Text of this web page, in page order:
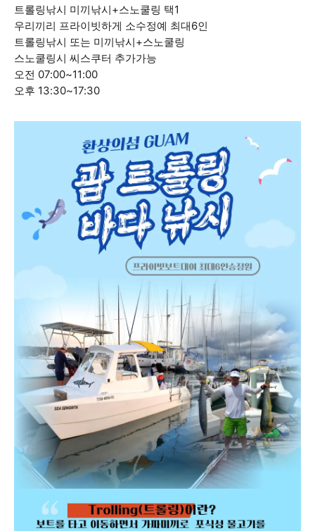
트롤링낚시 미끼낚시+스노쿨링 택1
우리끼리 프라이빗하게 소수정예 최대6인
트롤링낚시 또는 미끼낚시+스노쿨링
스노쿨링시 씨스쿠터 추가가능
오전 07:00~11:00
오후 13:30~17:30